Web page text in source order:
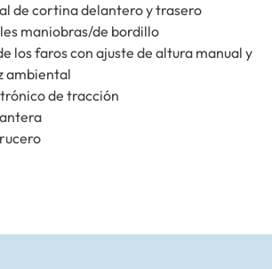
de cortina delantero y trasero
maniobras/de bordillo
los faros con ajuste de altura manual y
ambiental
de tracción